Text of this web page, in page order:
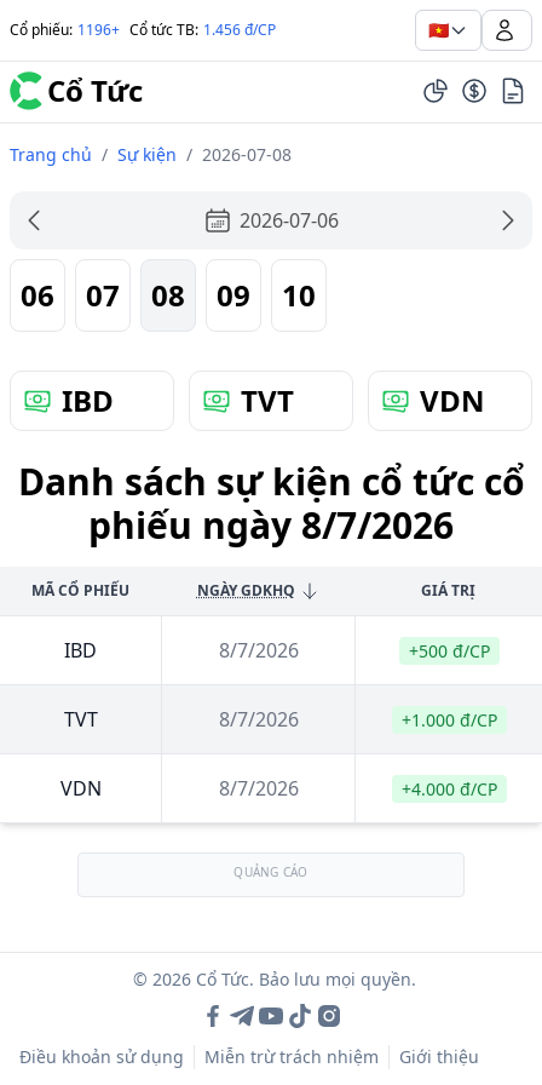
Cổ phiếu: 1196+ Cổ tức TB: 1.456 đ/CP 🇻🇳
Cổ Tức
Trang chủ / Sự kiện / 2026-07-08
2026-07-06
06 07 08 09 10
IBD TVT VDN
Danh sách sự kiện cổ tức cổ
phiếu ngày 8/7/2026
MÃ CỔ PHIẾU NGÀY GDKHQ GIÁ TRỊ
IBD 8/7/2026 +500 đ/CP
TVT 8/7/2026 +1.000 đ/CP
VDN 8/7/2026 +4.000 đ/CP
QUẢNG CÁO
© 2026 Cổ Tức. Bảo lưu mọi quyền.
Điều khoản sử dụng Miễn trừ trách nhiệm Giới thiệu